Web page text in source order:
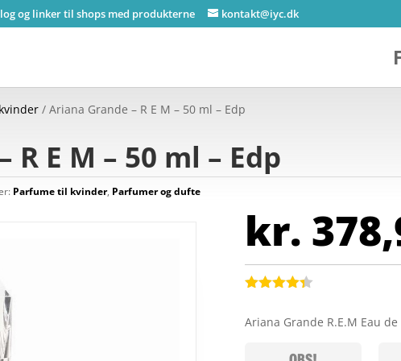
og linker til shops med produkterne kontakt@iyc.dk
/ Ariana Grande – R E M – 50 ml – Edp
E M – 50 ml – Edp
Parfume til kvinder, Parfumer og dufte
kr.
ud af 5
Ariana Grande R.E.M Eau